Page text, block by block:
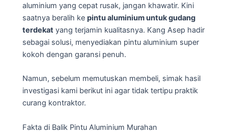
aluminium yang cepat rusak, jangan khawatir. Kini
saatnya beralih ke pintu aluminium untuk gudang
terdekat yang terjamin kualitasnya. Kang Asep hadir
sebagai solusi, menyediakan pintu aluminium super
kokoh dengan garansi penuh.
Namun, sebelum memutuskan membeli, simak hasil
investigasi kami berikut ini agar tidak tertipu praktik
curang kontraktor.
Fakta di Balik Pintu Aluminium Murahan